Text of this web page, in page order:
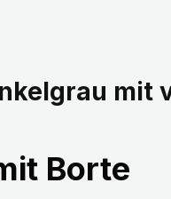
mit
Borte